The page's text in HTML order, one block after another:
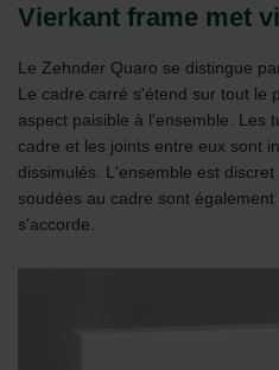
Limitet Şirketi: Web Sitesi
Zehnder Group Sales
Zehnder Group Schweiz AG:
Zehnder Polska Sp. z o.o.:
danych Zehnder
Zehnder Group UK Limited:
Vierkant frame met
Le Zehnder Quaro se distingue
Le cadre carré s'étend sur tout le
aspect paisible à l'ensemble. Les
cadre et les joints entre eux sont
dissimulés. L'ensemble est
soudées au cadre sont
s'accorde.